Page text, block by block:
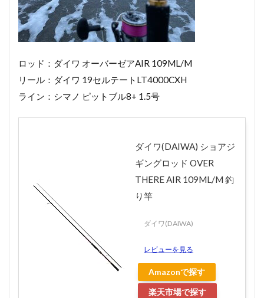
ロッド：ダイワ オーバーゼアAIR 109ML/M
リール：ダイワ 19セルテートLT4000CXH
ライン：シマノ ピットブル8+ 1.5号
ダイワ(DAIWA) ショアジ
ギングロッド OVER
THERE AIR 109ML/M 釣
り竿
ダイワ(DAIWA)
レビューを見る
Amazonで探す
楽天市場で探す